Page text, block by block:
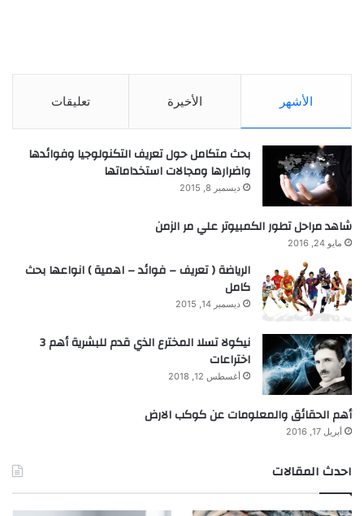
الأشهر الأخيرة تعليقات
بحث متكامل حول تعريف التكنولوجيا وفوائدها
واضرارها ومجالات استخداماتها
ديسمبر 8, 2015
شاهد مراحل تطور الكمبيوتر علي مر الزمن
مايو 24, 2016
الرياضة ( تعريف – فوائد – اهمية ) انواعها بحث
كامل
ديسمبر 14, 2015
نيكولا تسلا المخترع الذي قدم للبشرية أهم 3
اختراعات
أغسطس 12, 2018
أهم الحقائق والمعلومات عن كوكب الارض
أبريل 17, 2016
احدث المقالات